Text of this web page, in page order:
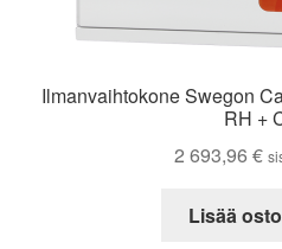
Ilmanvaihtokone Swegon
RH +
2 693,96 €
Lisää